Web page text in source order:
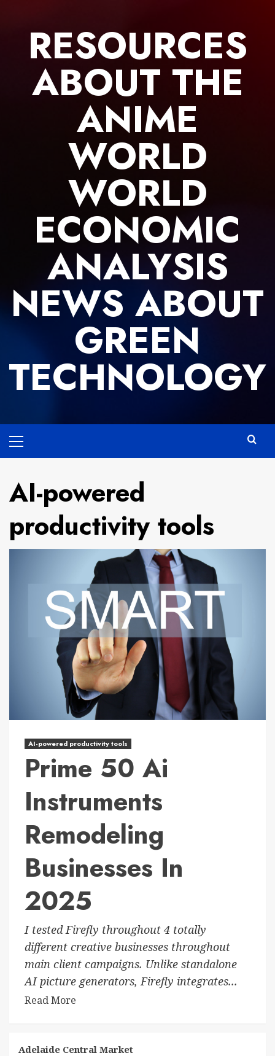
RESOURCES
ABOUT THE
ANIME
WORLD
WORLD
ECONOMIC
ANALYSIS
NEWS ABOUT
GREEN
TECHNOLOGY
Menu
AI-powered
productivity tools
AI-powered productivity tools
Prime 50 Ai
Instruments
Remodeling
Businesses In
2025
I tested Firefly throughout 4 totally
different creative businesses throughout
main client campaigns. Unlike standalone
AI picture generators, Firefly integrates...
Read More
Adelaide Central Market